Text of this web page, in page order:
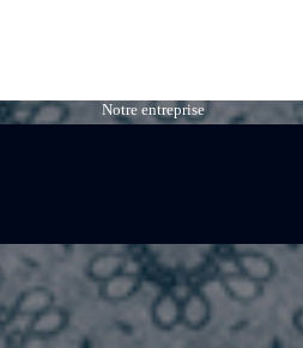
Notre entreprise